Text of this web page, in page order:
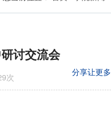
分享让更
讨交流会
次